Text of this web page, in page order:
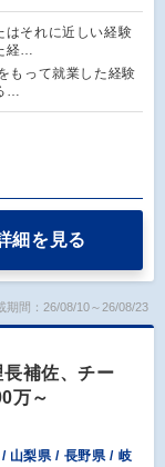
はそれに近しい経験
経…
もって就業した経験
…
細を見る
期間：26/08/10～26/08/23
補佐、チー
万～
山梨県 / 長野県 / 岐